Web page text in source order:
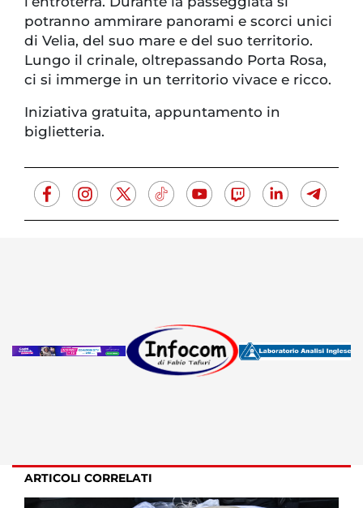
potranno ammirare panorami e scorci unici
di Velia, del suo mare e del suo territorio.
Lungo il crinale, oltrepassando Porta Rosa,
ci si immerge in un territorio vivace e ricco.
Iniziativa gratuita, appuntamento in
biglietteria.
ARTICOLI CORRELATI